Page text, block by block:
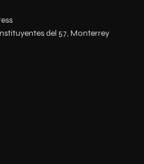
del 57, Monterrey